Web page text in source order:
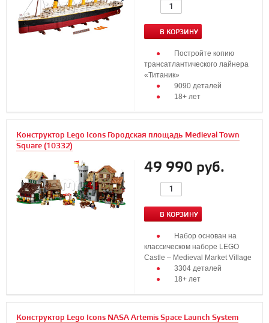
В КОРЗИНУ
Постройте копию
трансатлантического лайнера
«Титаник»
9090 деталей
18+ лет
Конструктор Lego Icons Городская площадь Medieval Town
Square (10332)
49 990 руб.
В КОРЗИНУ
Набор основан на
классическом наборе LEGO
Castle – Medieval Market Village
3304 деталей
18+ лет
Конструктор Lego Icons NASA Artemis Space Launch System